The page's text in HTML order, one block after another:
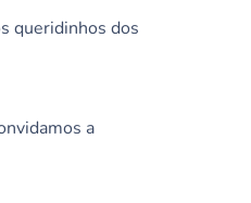
queridinhos dos
a